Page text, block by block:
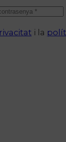
i la